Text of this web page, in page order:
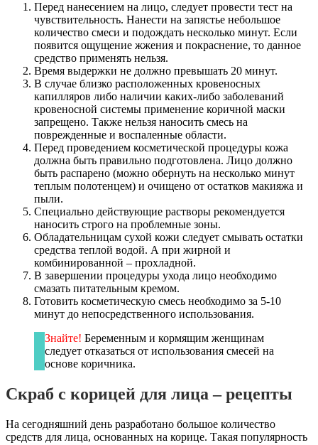
Перед нанесением на лицо, следует провести тест на
чувствительность. Нанести на запястье небольшое
количество смеси и подождать несколько минут. Если
появится ощущение жжения и покраснение, то данное
средство применять нельзя.
Время выдержки не должно превышать 20 минут.
В случае близко расположенных кровеносных
капилляров либо наличии каких-либо заболеваний
кровеносной системы применение коричной маски
запрещено. Также нельзя наносить смесь на
поврежденные и воспаленные области.
Перед проведением косметической процедуры кожа
должна быть правильно подготовлена. Лицо должно
быть распарено (можно обернуть на несколько минут
теплым полотенцем) и очищено от остатков макияжа и
пыли.
Специально действующие растворы рекомендуется
наносить строго на проблемные зоны.
Обладательницам сухой кожи следует смывать остатки
средства теплой водой. А при жирной и
комбинированной – прохладной.
В завершении процедуры ухода лицо необходимо
смазать питательным кремом.
Готовить косметическую смесь необходимо за 5-10
минут до непосредственного использования.
Знайте! Беременным и кормящим женщинам
следует отказаться от использования смесей на
основе коричника.
Скраб с корицей для лица – рецепты
На сегодняшний день разработано большое количество
средств для лица, основанных на корице. Такая популярность